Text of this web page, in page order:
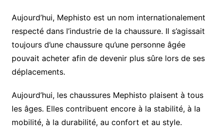
Aujourd’hui, Mephisto est un nom internationalement
respecté dans l’industrie de la chaussure. Il s’agissait
toujours d’une chaussure qu’une personne âgée
pouvait acheter afin de devenir plus sûre lors de ses
déplacements.
Aujourd’hui, les chaussures Mephisto plaisent à tous
les âges. Elles contribuent encore à la stabilité, à la
mobilité, à la durabilité, au confort et au style.